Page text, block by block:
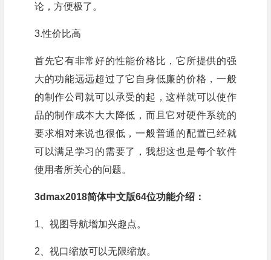
论，方便极了。
3.性价比高
首先它有非常好的性能价格比，它所提供的强
大的功能远远超过了它自身低廉的价格，一般
的制作公司就可以承受的起，这样就可以使作
品的制作成本大大降低，而且它对硬件系统的
要求相对来说也很低，一般普通的配置已经就
可以满足学习的需要了，我想这也是每个软件
使用者所关心的问题。
3dmax2018简体中文版64位功能介绍：
1、视图导航增加兴趣点。
2、视口缩放可以无限缩放。